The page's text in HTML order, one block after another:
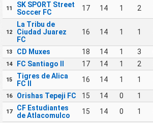
11
SK SPORT Street
Soccer FC
17 14 1 2
12
La Tribu de
Ciudad Juarez
FC
16 14 1 1
13 CD Muxes 18 14 1 3
14 FC Santiago II 17 14 1 2
15
Tigres de Alica
FC II
16 14 1 1
16 Orishas Tepeji FC 15 14 0 1
17
CF Estudiantes
de Atlacomulco
15 14 0 1